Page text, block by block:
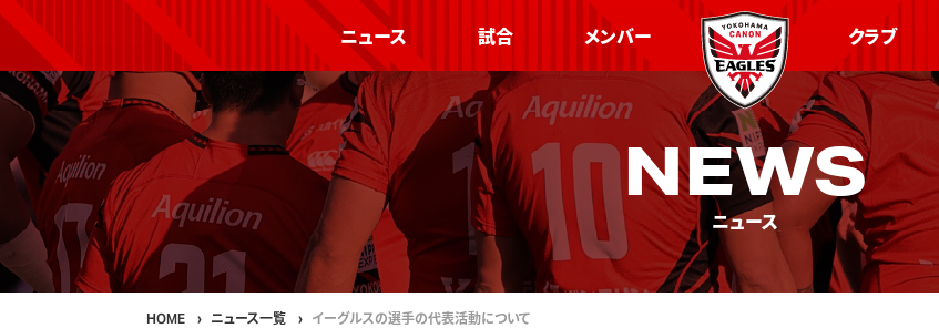
ニュース 試合 メンバー クラブ
NEWS
ニュース
HOME ニュース一覧 イーグルスの選手の代表活動について